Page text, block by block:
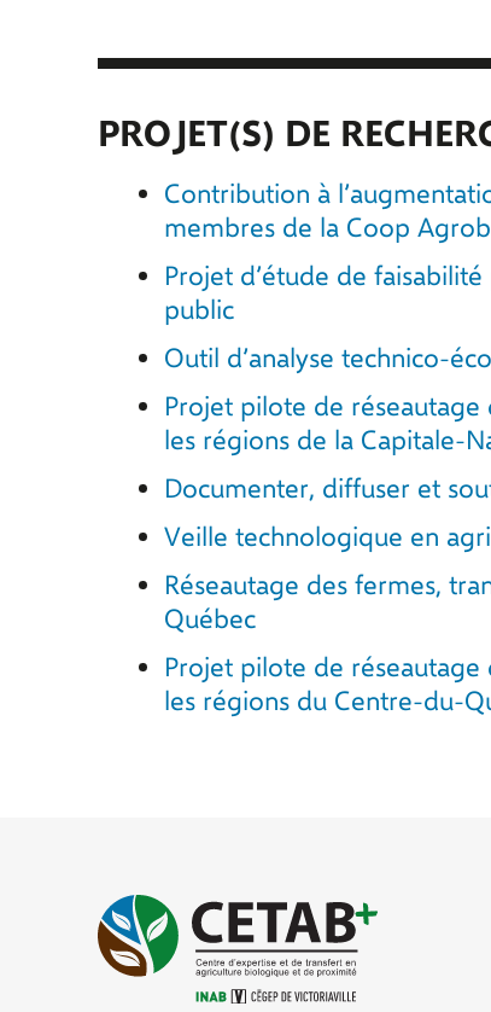
PROJET(S) DE
Contribution à
membres de la Coop
Projet d’étude de
public
Outil d’analyse technico-
Projet pilote de
les régions de la Capitale-
Documenter, diffuser et
Veille technologique en
Réseautage des fermes,
Québec
Projet pilote de
les régions du Centre-du-